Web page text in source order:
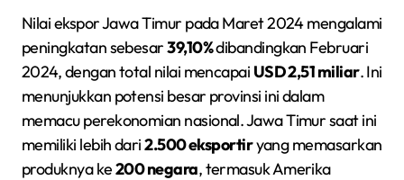
Nilai ekspor Jawa Timur pada Maret 2024 mengalami
peningkatan sebesar39,10%dibandingkan Februari
2024, dengan total nilai mencapai USD 2,51 miliar. Ini
menunjukkan potensi besar provinsi ini dalam
memacu perekonomian nasional. Jawa Timur saat ini
memiliki lebih dari2.500 eksportiryang memasarkan
produknya ke200 negara, termasuk Amerika